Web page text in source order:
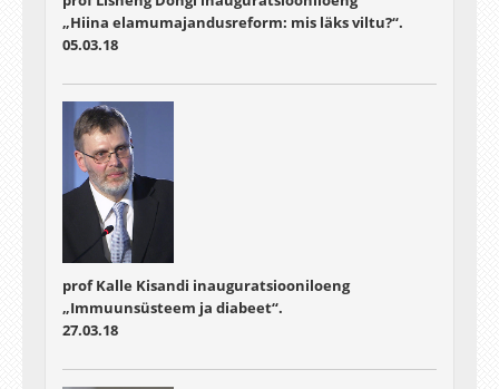
„Hiina elamumajandusreform: mis läks viltu?“.
05.03.18
prof Kalle Kisandi inauguratsiooniloeng
„Immuunsüsteem ja diabeet“.
27.03.18